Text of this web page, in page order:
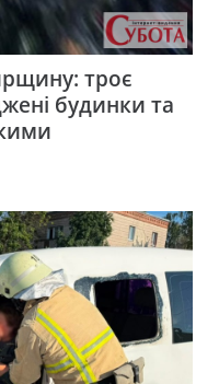
троє
будинки та